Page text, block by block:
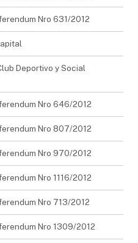
Nro 631/2012
Deportivo y Social
Nro 646/2012
Nro 807/2012
Nro 970/2012
Nro 1116/2012
Nro 713/2012
Nro 1309/2012